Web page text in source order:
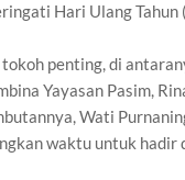
Hari Ulang
penting, di
Yayasan Pasim,
Wati
waktu untuk hadir